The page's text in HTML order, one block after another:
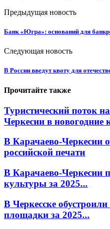
Предыдущая новость
Банк «Югра»: оснований для
Следующая новость
В России введут квоту для
Прочитайте также
Туристический поток
Черкесии в новогодние
В Карачаево-Черкесии
российской печати
В Карачаево-Черкесии
культуры за 2025...
В Черкесске
площадки за 2025...